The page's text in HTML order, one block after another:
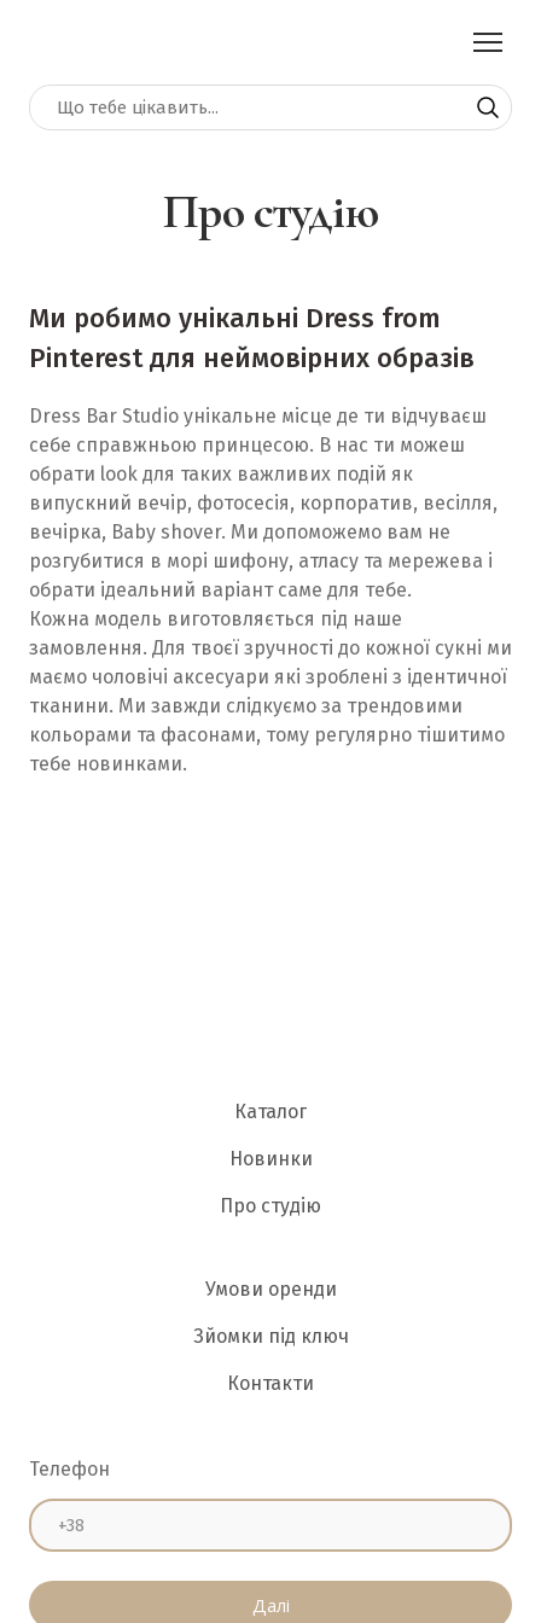
Про студію
Ми робимо унікальні Dress from
Pinterest для неймовірних образів
Dress Bar Studio унікальне місце де ти відчуваєш
себе справжньою принцесою. В нас ти можеш
обрати look для таких важливих подій як
випускний вечір, фотосесія, корпоратив, весілля,
вечірка, Baby shover. Ми допоможемо вам не
розгубитися в морі шифону, атласу та мережева і
обрати ідеальний варіант саме для тебе.
Кожна модель виготовляється під наше
замовлення. Для твоєї зручності до кожної сукні ми
маємо чоловічі аксесуари які зроблені з ідентичної
тканини. Ми завжди слідкуємо за трендовими
кольорами та фасонами, тому регулярно тішитимо
тебе новинками.
Каталог
Новинки
Про студію
Умови оренди
Зйомки під ключ
Контакти
Телефон
Далі